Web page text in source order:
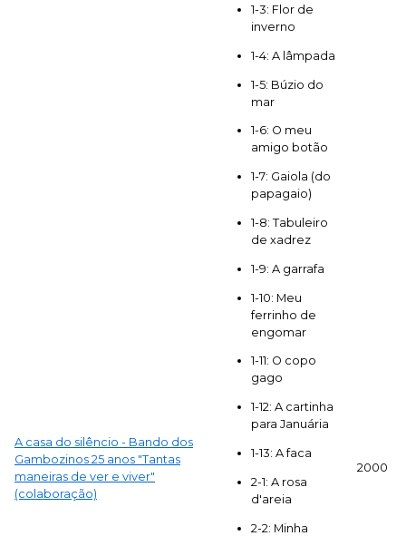
A casa do silêncio - Bando dos
Gambozinos 25 anos "Tantas
maneiras de ver e viver"
(colaboração)
1-3: Flor de
inverno
1-4: A lâmpada
1-5: Búzio do
mar
1-6: O meu
amigo botão
1-7: Gaiola (do
papagaio)
1-8: Tabuleiro
de xadrez
1-9: A garrafa
1-10: Meu
ferrinho de
engomar
1-11: O copo
gago
1-12: A cartinha
para Januária
1-13: A faca
2-1: A rosa
d'areia
2-2: Minha
2000